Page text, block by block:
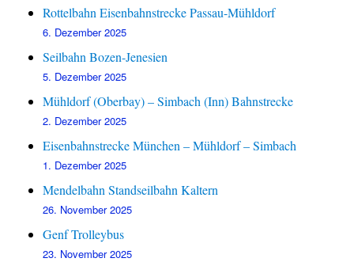
Rottelbahn Eisenbahnstrecke Passau-Mühldorf
6. Dezember 2025
Seilbahn Bozen-Jenesien
5. Dezember 2025
Mühldorf (Oberbay) – Simbach (Inn) Bahnstrecke
2. Dezember 2025
Eisenbahnstrecke München – Mühldorf – Simbach
1. Dezember 2025
Mendelbahn Standseilbahn Kaltern
26. November 2025
Genf Trolleybus
23. November 2025